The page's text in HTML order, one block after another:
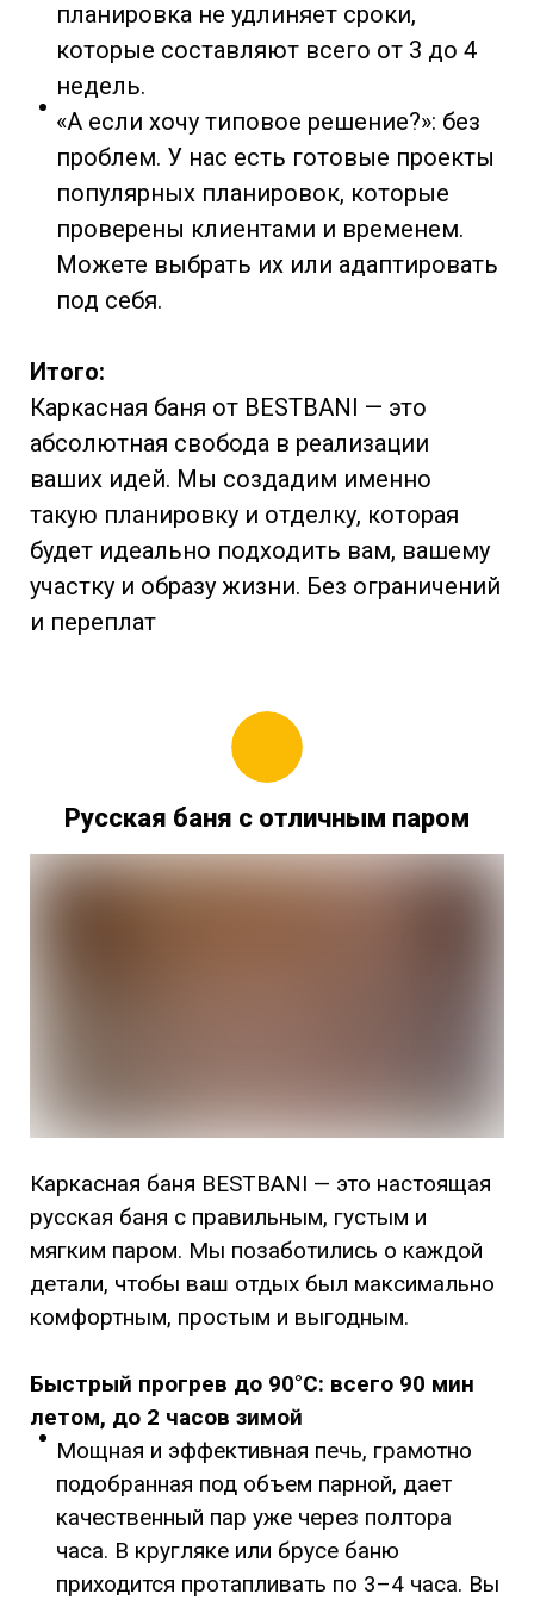
планировка не удлиняет сроки,
которые составляют всего от 3 до 4
недель.
«А если хочу типовое решение?»: без
проблем. У нас есть готовые проекты
популярных планировок, которые
проверены клиентами и временем.
Можете выбрать их или адаптировать
под себя.
Итого:
Каркасная баня от BESTBANI — это
абсолютная свобода в реализации
ваших идей. Мы создадим именно
такую планировку и отделку, которая
будет идеально подходить вам, вашему
участку и образу жизни. Без ограничений
и переплат
Русская баня с отличным паром
Каркасная баня BESTBANI — это настоящая
русская баня с правильным, густым и
мягким паром. Мы позаботились о каждой
детали, чтобы ваш отдых был максимально
комфортным, простым и выгодным.
Быстрый прогрев до 90°C: всего 90 мин
летом, до 2 часов зимой
Мощная и эффективная печь, грамотно
подобранная под объем парной, дает
качественный пар уже через полтора
часа. В кругляке или брусе баню
приходится протапливать по 3–4 часа. Вы